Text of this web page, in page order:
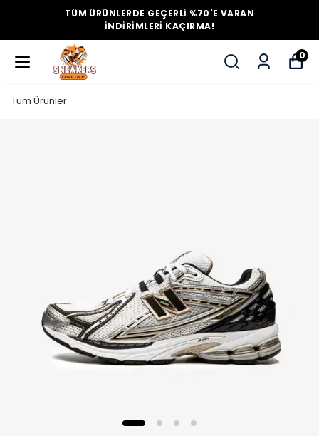
TÜM ÜRÜNLERDE GEÇERLİ %70'E VARAN
İNDİRİMLERİ KAÇIRMA!
0
Tüm Ürünler